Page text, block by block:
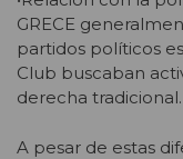
GRECE
partidos políticos
Club buscaban
derecha tradicional.
A pesar de estas